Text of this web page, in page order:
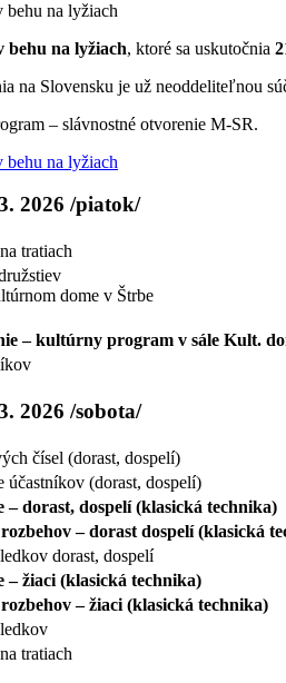
behu na lyžiach, ktoré sa uskutočnia
na Slovensku je už neoddeliteľnou
– slávnostné otvorenie M-SR.
2026 /piatok/
tratiach
dome v Štrbe
– kultúrny program v sále Kult.
2026 /sobota/
čísel (dorast, dospelí)
účastníkov (dorast, dospelí)
dorast, dospelí (klasická technika)
– dorast dospelí (klasická
dorast, dospelí
žiaci (klasická technika)
– žiaci (klasická technika)
tratiach